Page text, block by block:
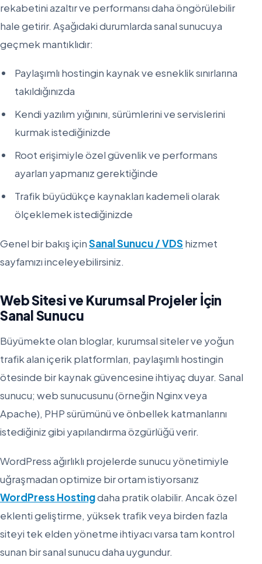
rekabetini azaltır ve performansı daha öngörülebilir
hale getirir. Aşağıdaki durumlarda sanal sunucuya
geçmek mantıklıdır:
Paylaşımlı hostingin kaynak ve esneklik sınırlarına
takıldığınızda
Kendi yazılım yığınını, sürümlerini ve servislerini
kurmak istediğinizde
Root erişimiyle özel güvenlik ve performans
ayarları yapmanız gerektiğinde
Trafik büyüdükçe kaynakları kademeli olarak
ölçeklemek istediğinizde
Genel bir bakış içinSanal Sunucu / VDS hizmet
sayfamızı inceleyebilirsiniz.
Web Sitesi ve Kurumsal Projeler İçin
Sanal Sunucu
Büyümekte olan bloglar, kurumsal siteler ve yoğun
trafik alan içerik platformları, paylaşımlı hostingin
ötesinde bir kaynak güvencesine ihtiyaç duyar. Sanal
sunucu; web sunucusunu (örneğin Nginx veya
Apache), PHP sürümünü ve önbellek katmanlarını
istediğiniz gibi yapılandırma özgürlüğü verir.
WordPress ağırlıklı projelerde sunucu yönetimiyle
uğraşmadan optimize bir ortam istiyorsanız
WordPress Hostingdaha pratik olabilir. Ancak özel
eklenti geliştirme, yüksek trafik veya birden fazla
siteyi tek elden yönetme ihtiyacı varsa tam kontrol
sunan bir sanal sunucu daha uygundur.